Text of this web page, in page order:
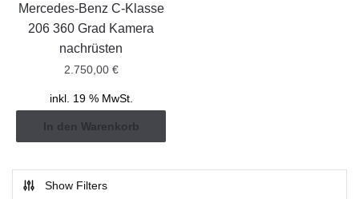
Mercedes-Benz C-Klasse
206 360 Grad Kamera
nachrüsten
2.750,00 €
inkl. 19 % MwSt.
In den Warenkorb
Show Filters